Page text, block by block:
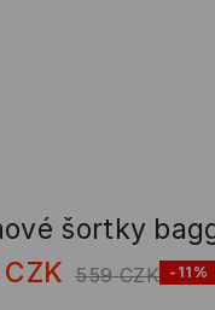
šortky
CZK 559 CZK -11%